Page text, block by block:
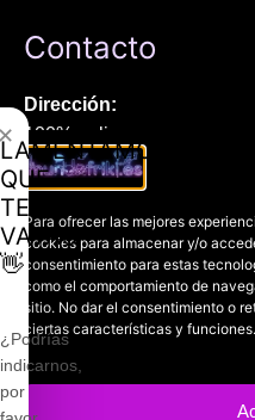
Para ofrecer las mejores
cookies para almacenar y/o
consentimiento para estas
como el comportamiento de
sitio. No dar el consentimiento o
ciertas características y funciones.
Contacto
Dirección:
100% online
Manresa (08241), Barcelona
Chat Whatsapp (solo
+34 689 800 662
Correo:
contacto@mundofriki.es
LAMENTAMOS
QUE
TE
VAYAS
👋
¿Podrías
indicarnos,
por